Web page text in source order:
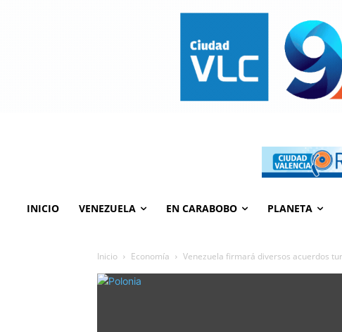
INICIO VENEZUELA EN CARABOBO PLANETA
Inicio Economía Venezuela firmará diversos acuerdos